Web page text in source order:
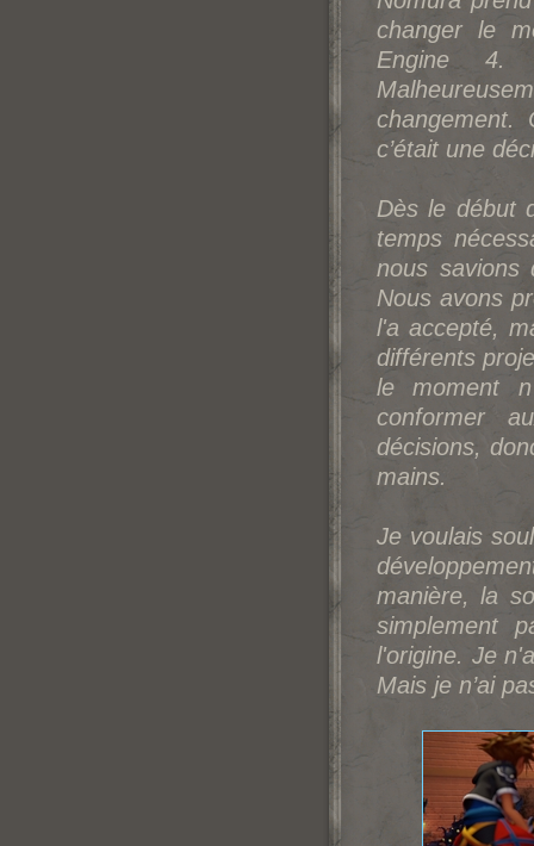
changer le
Engine 4.
changement.
c’était une
Dès le début
temps
nous savions
Nous avons
l'a accepté,
différents
le moment
conformer
décisions,
mains.
Je voulais
manière, la
simplement
l'origine. Je
Mais je n’ai